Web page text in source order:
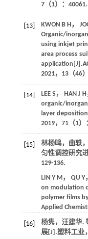
7（1）：40061.
[13] KWON B H ，
Organic/
using inkjet
area process
application[J].
2021， 13（46
[14] LEE S ， HAN J H
organic/
layer
2019， 71（1）
[15] 林杨鸣，曲轶
匀性调控研究
129-136.
LIN Y M， QU Y，
on modulation
polymer films
Applied
[16]
杨隽，汪建华.
展[J].塑料工业，